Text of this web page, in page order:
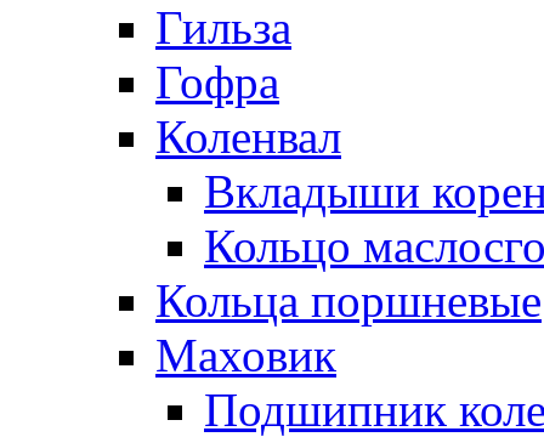
Гильза
Гофра
Коленвал
Вкладыши
Кольцо
Кольца поршневые
Маховик
Подшипник